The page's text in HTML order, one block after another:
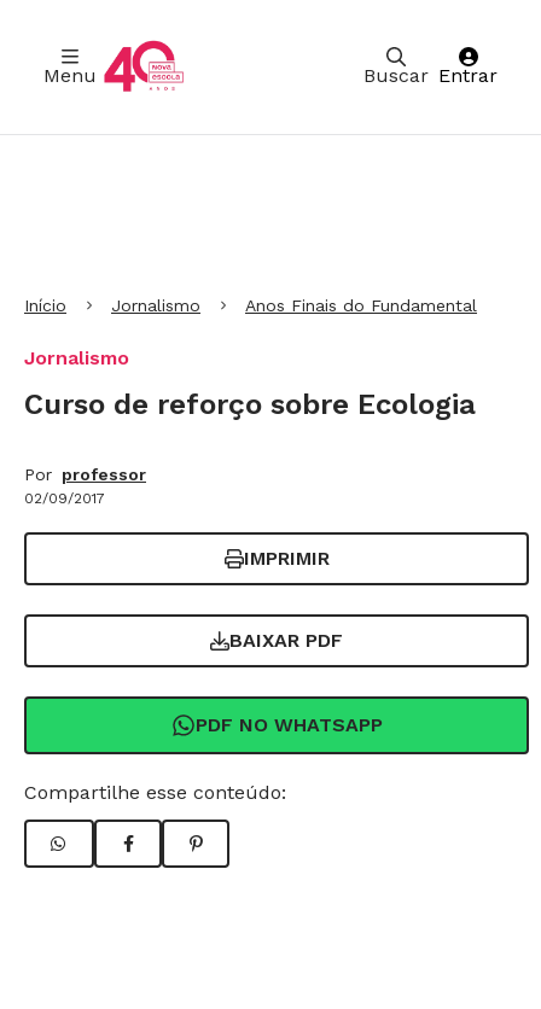
Buscar
Menu Entrar
Início Jornalismo Anos Finais do Fundamental
Jornalismo
Curso de reforço sobre Ecologia
Por professor
02/09/2017
IMPRIMIR
BAIXAR PDF
PDF NO WHATSAPP
Compartilhe esse conteúdo: